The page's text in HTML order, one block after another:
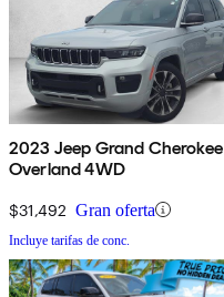
2023 Jeep Grand Cherokee
Overland 4WD
$31,492 Gran oferta
Incluye tarifas de conc.